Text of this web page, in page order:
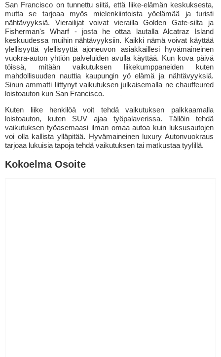
San Francisco on tunnettu siitä, että liike-elämän keskuksesta,
mutta se tarjoaa myös mielenkiintoista yöelämää ja turisti
nähtävyyksiä. Vierailijat voivat vierailla Golden Gate-silta ja
Fisherman's Wharf - josta he ottaa lautalla Alcatraz Island
keskuudessa muihin nähtävyyksiin. Kaikki nämä voivat käyttää
ylellisyyttä ylellisyyttä ajoneuvon asiakkaillesi hyvämaineinen
vuokra-auton yhtiön palveluiden avulla käyttää. Kun kova päivä
töissä, mitään vaikutuksen liikekumppaneiden kuten
mahdollisuuden nauttia kaupungin yö elämä ja nähtävyyksiä.
Sinun ammatti liittynyt vaikutuksen julkaisemalla ne chauffeured
loistoauton kun San Francisco.
Kuten liike henkilöä voit tehdä vaikutuksen palkkaamalla
loistoauton, kuten SUV ajaa työpalaverissa. Tällöin tehdä
vaikutuksen työasemaasi ilman omaa autoa kuin luksusautojen
voi olla kallista ylläpitää. Hyvämaineinen luxury Autonvuokraus
tarjoaa lukuisia tapoja tehdä vaikutuksen tai matkustaa tyylillä.
Kokoelma Osoite